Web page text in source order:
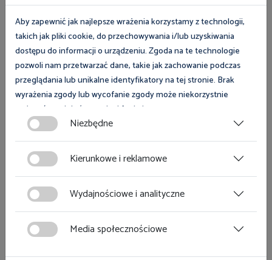
Więcej
Inne
13 sierpnia 2026
Mistrzostwa Europy w Siatkówce Plażowej w Starych
Jabłonkach - plaża
Okręgowy Inspektorat Pracy w Olsztynie na
Mistrzostwach Europy w Siatkówce Plażowej
w Starych Jabłonkach
Więcej
Aby zapewnić jak najlepsze wrażenia korzystamy z technologii,
takich jak pliki cookie, do przechowywania i/lub uzyskiwania
dostępu do informacji o urządzeniu. Zgoda na te technologie
pozwoli nam przetwarzać dane, takie jak zachowanie podczas
przeglądania lub unikalne identyfikatory na tej stronie. Brak
wyrażenia zgody lub wycofanie zgody może niekorzystnie
wpłynąć na niektóre cechy i funkcje.
Zgoda na pliki cookies jest dobrowolna i można ją wycofać lub
zmodyfikować w dowolnym momencie klikając w przycisk
ciasteczka w lewym dolnym rogu strony. Więcej informacji
znajdziesz w
Niezbędne
Kierunkowe i reklamowe
Wydajnościowe i analityczne
Media społecznościowe